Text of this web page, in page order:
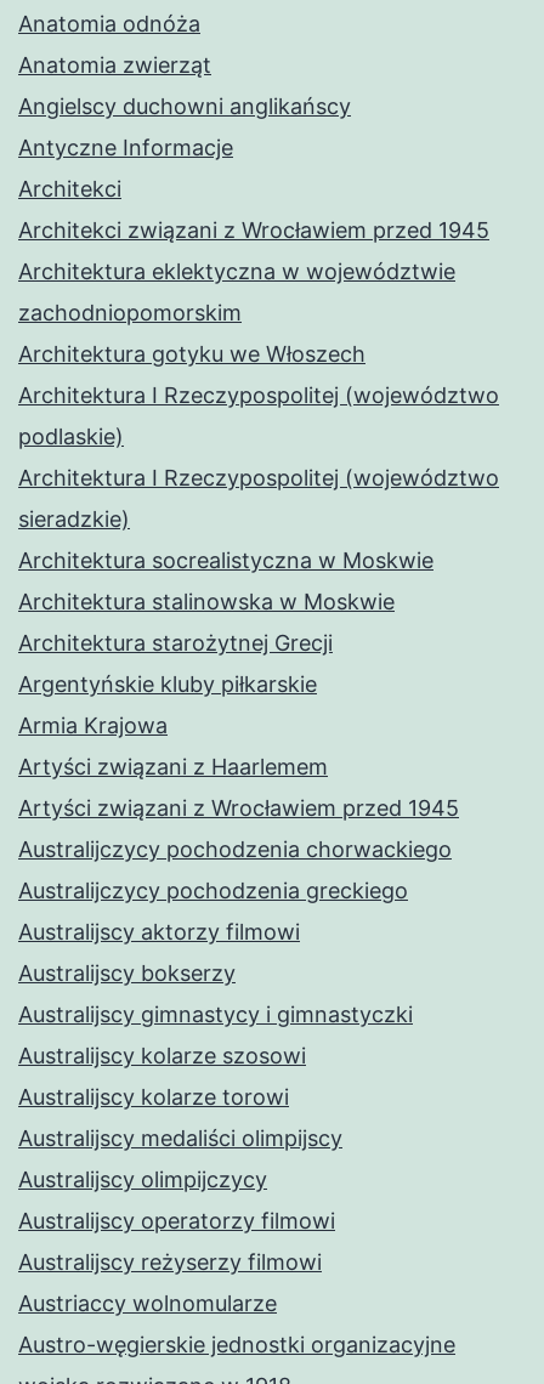
Anatomia odnóża
Anatomia zwierząt
Angielscy duchowni anglikańscy
Antyczne Informacje
Architekci
Architekci związani z Wrocławiem przed 1945
Architektura eklektyczna w województwie
zachodniopomorskim
Architektura gotyku we Włoszech
Architektura I Rzeczypospolitej (województwo
podlaskie)
Architektura I Rzeczypospolitej (województwo
sieradzkie)
Architektura socrealistyczna w Moskwie
Architektura stalinowska w Moskwie
Architektura starożytnej Grecji
Argentyńskie kluby piłkarskie
Armia Krajowa
Artyści związani z Haarlemem
Artyści związani z Wrocławiem przed 1945
Australijczycy pochodzenia chorwackiego
Australijczycy pochodzenia greckiego
Australijscy aktorzy filmowi
Australijscy bokserzy
Australijscy gimnastycy i gimnastyczki
Australijscy kolarze szosowi
Australijscy kolarze torowi
Australijscy medaliści olimpijscy
Australijscy olimpijczycy
Australijscy operatorzy filmowi
Australijscy reżyserzy filmowi
Austriaccy wolnomularze
Austro-węgierskie jednostki organizacyjne